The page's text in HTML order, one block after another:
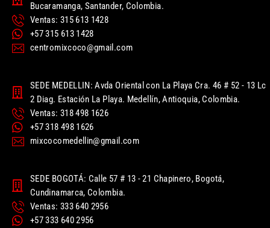
Bucaramanga, Santander, Colombia.
Ventas: 315 613 1428
+57 315 613 1428
centromixcoco@gmail.com
SEDE MEDELLIN: Avda Oriental con La Playa Cra. 46 # 52 - 13 Lc
2 Diag. Estación La Playa. Medellín, Antioquia, Colombia.
Ventas: 318 498 1626
+57 318 498 1626
mixcocomedellin@gmail.com
SEDE BOGOTÁ: Calle 57 # 13 - 21 Chapinero, Bogotá,
Cundinamarca, Colombia.
Ventas: 333 640 2956
+57 333 640 2956